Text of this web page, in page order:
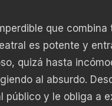
que
es potente y
quizá hasta
al absurdo.
público y le obliga a